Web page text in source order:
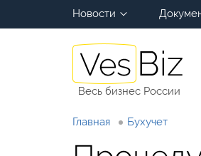
Новости
Весь бизнес России
Главная Бухучет